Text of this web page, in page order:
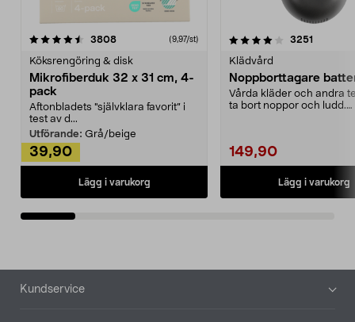
3808recensioner (9,97/st)
Köksrengöring & disk
Mikrofiberduk 32 x 31 cm, 4-
pack
Aftonbladets "självklara favorit” i
test av d...
Utförande: Grå/beige
39,90
Lägg i varukorg
4.0av 5 stjärnor 3251
Klädvård
Noppborttagare
Vårda kläder och andra
ta bort noppor och ludd.
149,90
Lägg i varukorg
4.5av 5 stjärnor
Sidfot
Kundservice